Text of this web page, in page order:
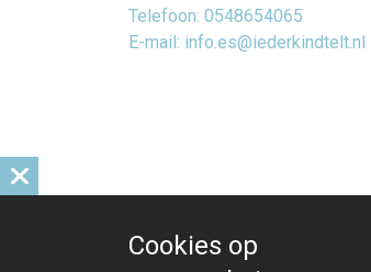
Telefoon: 0548654065
E-mail: info.es@iederkindtelt.nl
Cookies op